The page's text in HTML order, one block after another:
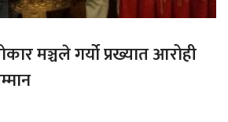
मञ्चले गर्यो प्रख्यात आरोही